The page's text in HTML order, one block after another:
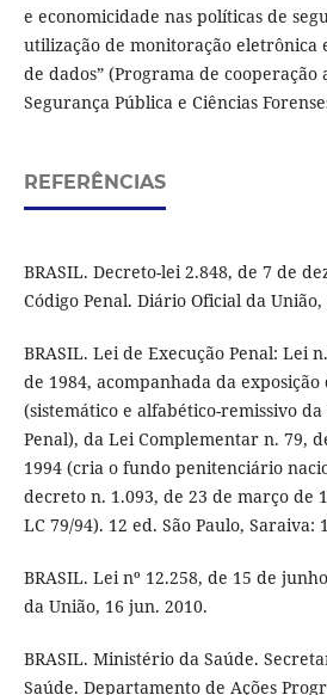
e economicidade nas políticas de
utilização de monitoração eletrônica
de dados” (Programa de cooperação
Segurança Pública e Ciências
REFERÊNCIAS
BRASIL. Decreto-lei 2.848, de 7 de
Código Penal. Diário Oficial da União,
BRASIL. Lei de Execução Penal: Lei
de 1984, acompanhada da
(sistemático e alfabético-remissivo
Penal), da Lei Complementar n. 79,
1994 (cria o fundo penitenciário
decreto n. 1.093, de 23 de março de
LC 79/94). 12 ed. São Paulo, Saraiva:
BRASIL. Lei nº 12.258, de 15 de
da União, 16 jun. 2010.
BRASIL. Ministério da Saúde.
Saúde. Departamento de Ações